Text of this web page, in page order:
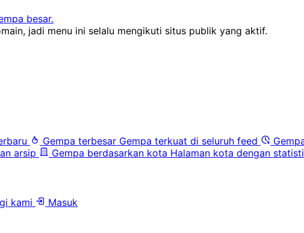
besar.
jadi menu ini selalu mengikuti situs publik yang aktif.
Gempa terbesar Gempa terkuat di seluruh feed
arsip Gempa berdasarkan kota Halaman kota dengan
kami
Masuk